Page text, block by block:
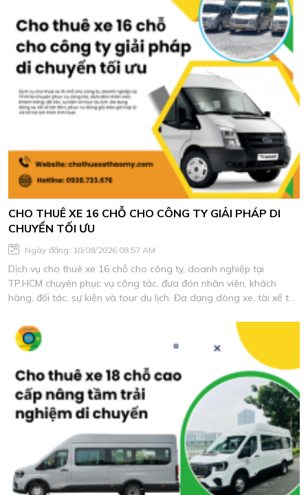
CHO THUÊ XE 16 CHỖ CHO CÔNG TY GIẢI PHÁP DI
CHUYỂN TỐI ƯU
Ngày đăng: 10/08/2026 08:57 AM
Dịch vụ cho thuê xe 16 chỗ cho công ty, doanh nghiệp tại
TP.HCM chuyên phục vụ công tác, đưa đón nhân viên, khách
hàng, đối tác, sự kiện và tour du lịch. Đa dạng dòng xe, tài xế tận
hoạt.